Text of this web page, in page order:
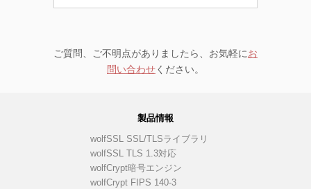
ご質問、ご不明点がありましたら、お気軽にお
問い合わせください。
製品情報
wolfSSL SSL/TLSライブラリ
wolfSSL TLS 1.3対応
wolfCrypt暗号エンジン
wolfCrypt FIPS 140-3